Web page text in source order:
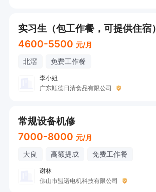
实习生（包工作餐，可提供住宿）
4600-5500 元/月
北滘 免费工作餐
李小姐
广东顺德日清食品有限公司
常规设备机修
7000-8000 元/月
大良 高额提成 免费工作餐
谢林
佛山市盟诺电机科技有限公司